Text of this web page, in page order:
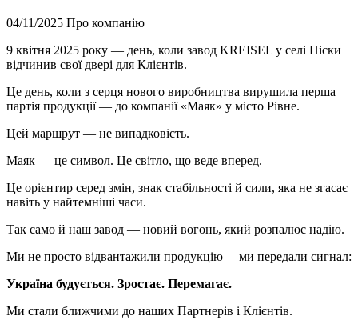
04/11/2025 Про компанію
9 квітня 2025 року — день, коли завод KREISEL у селі Піски
відчинив свої двері для Клієнтів.
Це день, коли з серця нового виробництва вирушила перша
партія продукції — до компанії «Маяк» у місто Рівне.
Цей маршрут — не випадковість.
Маяк — це символ. Це світло, що веде вперед.
Це орієнтир серед змін, знак стабільності й сили, яка не згасає
навіть у найтемніші часи.
Так само й наш завод — новий вогонь, який розпалює надію.
Ми не просто відвантажили продукцію —ми передали сигнал:
Україна будується. Зростає. Перемагає.
Ми стали ближчими до наших Партнерів і Клієнтів.